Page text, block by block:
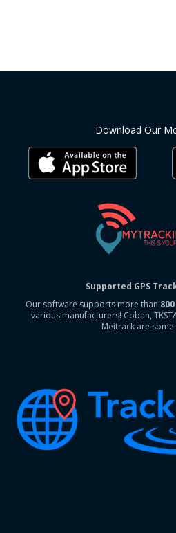
Download Our
Supported GPS
Our software supports more than
various manufacturers! Coban,
Meitrack are